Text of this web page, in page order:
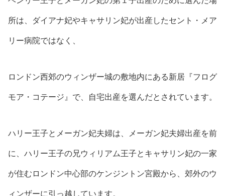
所は、ダイアナ妃やキャサリン妃が出産したセント・メア
リー病院ではなく、
ロンドン西郊のウィンザー城の敷地内にある新居『フログ
モア・コテージ』 で、 自宅出産を選んだとされています。
ハリー王子とメーガン妃夫婦は、メーガン妃夫婦出産を前
に、ハリー王子の兄ウィリアム王子とキャサリン妃の一家
が住むロンドン中心部のケンジントン宮殿から、郊外のウ
ィンザーに引っ越しています。